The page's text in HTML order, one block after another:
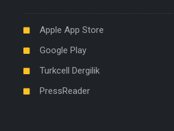
Apple App Store
Google Play
Turkcell Dergilik
PressReader